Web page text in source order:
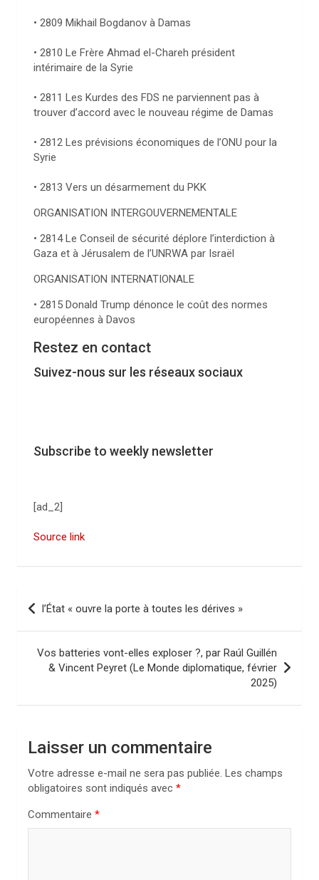
• 2809 Mikhail Bogdanov à Damas
• 2810 Le Frère Ahmad el-Chareh président
intérimaire de la Syrie
• 2811 Les Kurdes des FDS ne parviennent pas à
trouver d’accord avec le nouveau régime de Damas
• 2812 Les prévisions économiques de l’ONU pour la
Syrie
• 2813 Vers un désarmement du PKK
ORGANISATION INTERGOUVERNEMENTALE
• 2814 Le Conseil de sécurité déplore l’interdiction à
Gaza et à Jérusalem de l’UNRWA par Israël
ORGANISATION INTERNATIONALE
• 2815 Donald Trump dénonce le coût des normes
européennes à Davos
Restez en contact
Suivez-nous sur les réseaux sociaux
Subscribe to weekly newsletter
[ad_2]
Source link
a
l’État « ouvre la porte à toutes les dérives »
Vos batteries vont-elles exploser ?, par Raúl Guillén
& Vincent Peyret (Le Monde diplomatique, février
2025)
Laisser un commentaire
Votre adresse e-mail ne sera pas publiée. Les champs
obligatoires sont indiqués avec *
Commentaire *